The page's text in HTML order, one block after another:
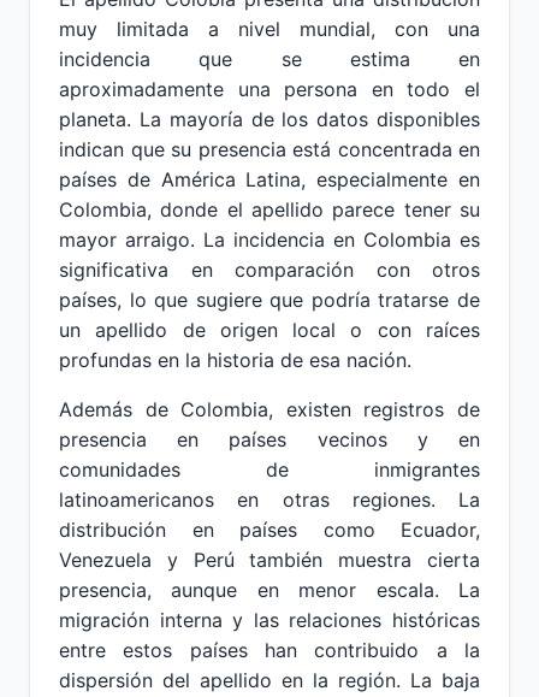
muy limitada a nivel mundial, con una
incidencia que se estima en
aproximadamente una persona en todo el
planeta. La mayoría de los datos disponibles
indican que su presencia está concentrada en
países de América Latina, especialmente en
Colombia, donde el apellido parece tener su
mayor arraigo. La incidencia en Colombia es
significativa en comparación con otros
países, lo que sugiere que podría tratarse de
un apellido de origen local o con raíces
profundas en la historia de esa nación.
Además de Colombia, existen registros de
presencia en países vecinos y en
comunidades de inmigrantes
latinoamericanos en otras regiones. La
distribución en países como Ecuador,
Venezuela y Perú también muestra cierta
presencia, aunque en menor escala. La
migración interna y las relaciones históricas
entre estos países han contribuido a la
dispersión del apellido en la región. La baja